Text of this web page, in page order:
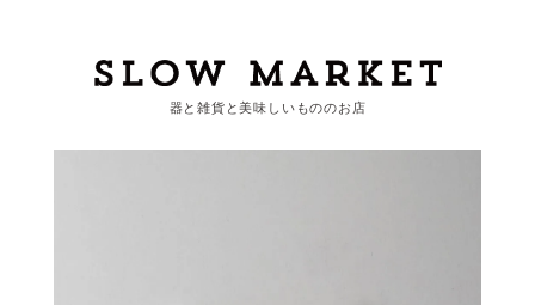
カートを見る
器と雑貨と美味しいもののお店